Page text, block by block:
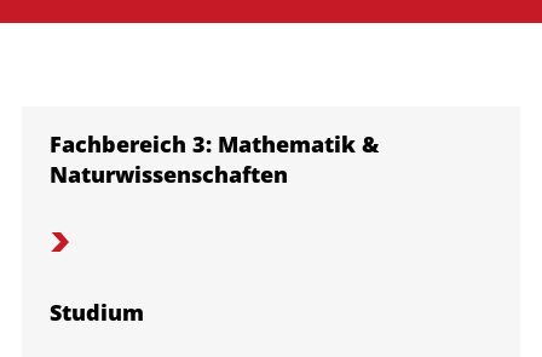
Fachbereich 3: Mathematik &
Naturwissenschaften
Studium